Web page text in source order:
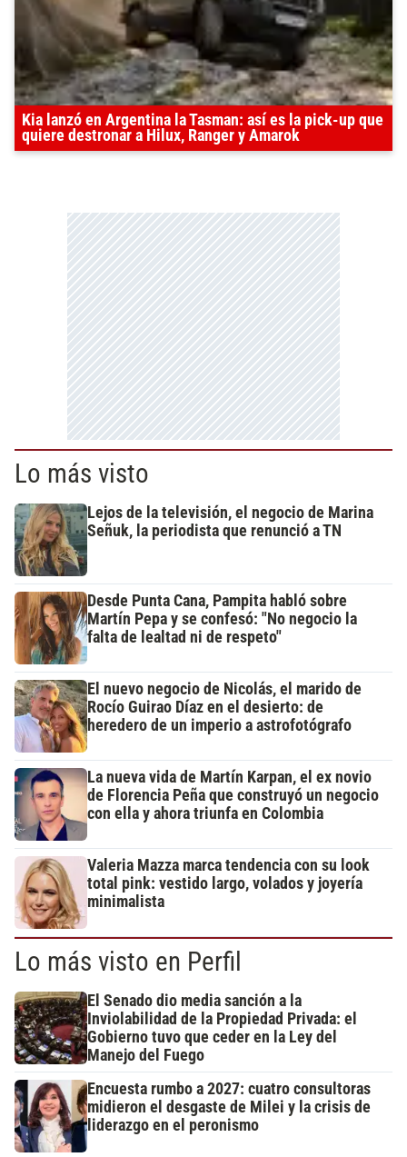
Kia lanzó en Argentina la Tasman: así es la pick-up que
quiere destronar a Hilux, Ranger y Amarok
Lo más visto
Lejos de la televisión, el negocio de Marina
Señuk, la periodista que renunció a TN
Desde Punta Cana, Pampita habló sobre
Martín Pepa y se confesó: "No negocio la
falta de lealtad ni de respeto"
El nuevo negocio de Nicolás, el marido de
Rocío Guirao Díaz en el desierto: de
heredero de un imperio a astrofotógrafo
La nueva vida de Martín Karpan, el ex novio
de Florencia Peña que construyó un negocio
con ella y ahora triunfa en Colombia
Valeria Mazza marca tendencia con su look
total pink: vestido largo, volados y joyería
minimalista
Lo más visto en Perfil
El Senado dio media sanción a la
Inviolabilidad de la Propiedad Privada: el
Gobierno tuvo que ceder en la Ley del
Manejo del Fuego
Encuesta rumbo a 2027: cuatro consultoras
midieron el desgaste de Milei y la crisis de
liderazgo en el peronismo